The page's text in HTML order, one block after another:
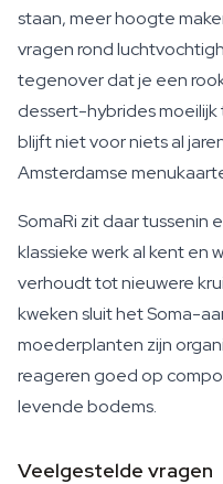
staan, meer hoogte
vragen rond
tegenover dat je een
dessert-hybrides moeilijk
blijft niet voor niets al
Amsterdamse
SomaRi zit daar tussenin
klassieke werk al kent en
verhoudt tot nieuwere
kweken sluit het Soma-
moederplanten zijn
reageren goed op
levende bodems.
Veelgestelde vragen